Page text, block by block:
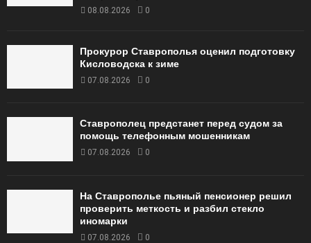
08.08.2026 0
Прокурор Ставрополья оценил подготовку
Кисловодска к зиме
07.08.2026 0
Ставрополец предстанет перед судом за
помощь телефонным мошенникам
07.08.2026 0
На Ставрополье пьяный пенсионер решил
проверить меткость и разбил стекло
иномарки
07.08.2026 0